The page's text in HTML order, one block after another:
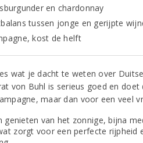
en chardonnay
tussen jonge en gerijpte
kost de helft
wat je dacht te weten over
von Buhl is serieus goed en doet
maar dan voor een veel
genieten van het zonnige, bijna
zorgt voor een perfecte rijpheid